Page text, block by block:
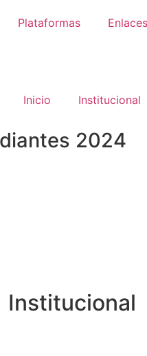
Plataformas
Inicio Institucional
2024
Institucional